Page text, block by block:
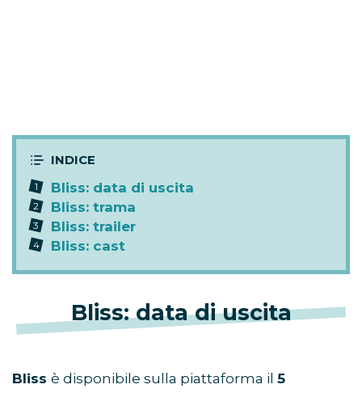
Bliss: data di uscita
Bliss: trama
Bliss: trailer
Bliss: cast
Bliss: data di uscita
Bliss è disponibile sulla piattaforma il 5